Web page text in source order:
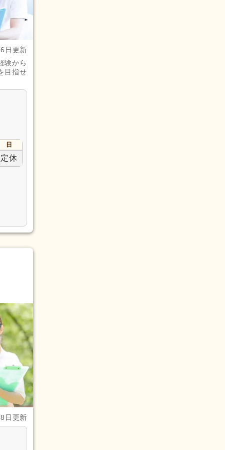
日更新
験から
目指せ
日
定休
日更新